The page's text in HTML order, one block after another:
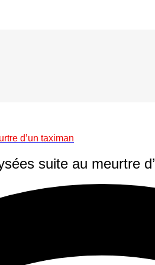
d’un taximan
suite au meurtre